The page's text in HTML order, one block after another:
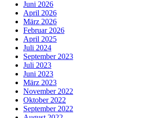
Juni 2026
April 2026
März 2026
Februar 2026
April 2025
Juli 2024
September 2023
Juli 2023
Juni 2023
März 2023
November 2022
Oktober 2022
September 2022